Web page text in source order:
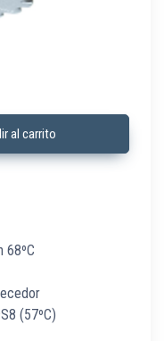
K115 68º cromo Cob Ext
al carrito
68ºC
(57ºC)